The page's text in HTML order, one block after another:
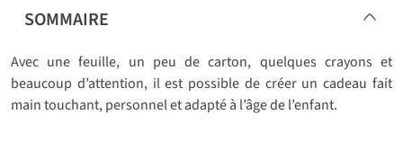
SOMMAIRE
Avec une feuille, un peu de carton, quelques crayons et
beaucoup d’attention, il est possible de créer un cadeau fait
main touchant, personnel et adapté à l’âge de l’enfant.